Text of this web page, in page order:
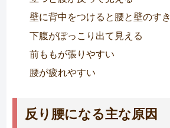
壁に背中をつけると腰と壁のす
下腹がぽっこり出て見える
前ももが張りやすい
腰が疲れやすい
反り腰になる主な原因